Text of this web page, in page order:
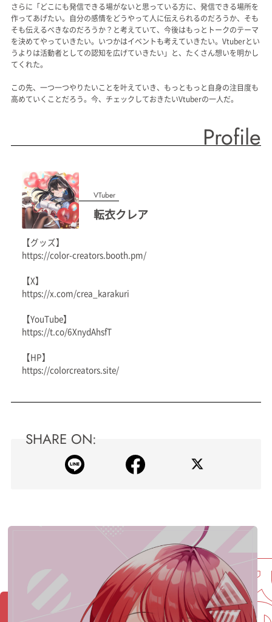
さらに「どこにも発信できる場がないと思っている方に、発信できる場所を
作ってあげたい。自分の感情をどうやって人に伝えられるのだろうか、そも
そも伝えるべきなのだろうか？と考えていて、今後はもっとトークのテーマ
を決めてやっていきたい。いつかはイベントも考えていきたい。Vtuberとい
うよりは活動者としての認知を広げていきたい」と、たくさん想いを明かし
てくれた。
この先、一つ一つやりたいことを叶えていき、もっともっと自身の注目度も
高めていくことだろう。今、チェックしておきたいVtuberの一人だ。
Profile
VTuber
転衣クレア
【グッズ】
https://color-creators.booth.pm/
【X】
https://x.com/crea_karakuri
【YouTube】
https://t.co/6XnydAhsfT
【HP】
https://colorcreators.site/
SHARE ON: